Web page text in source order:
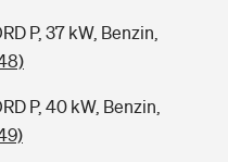
P, 37 kW, Benzin,
P, 40 kW, Benzin,